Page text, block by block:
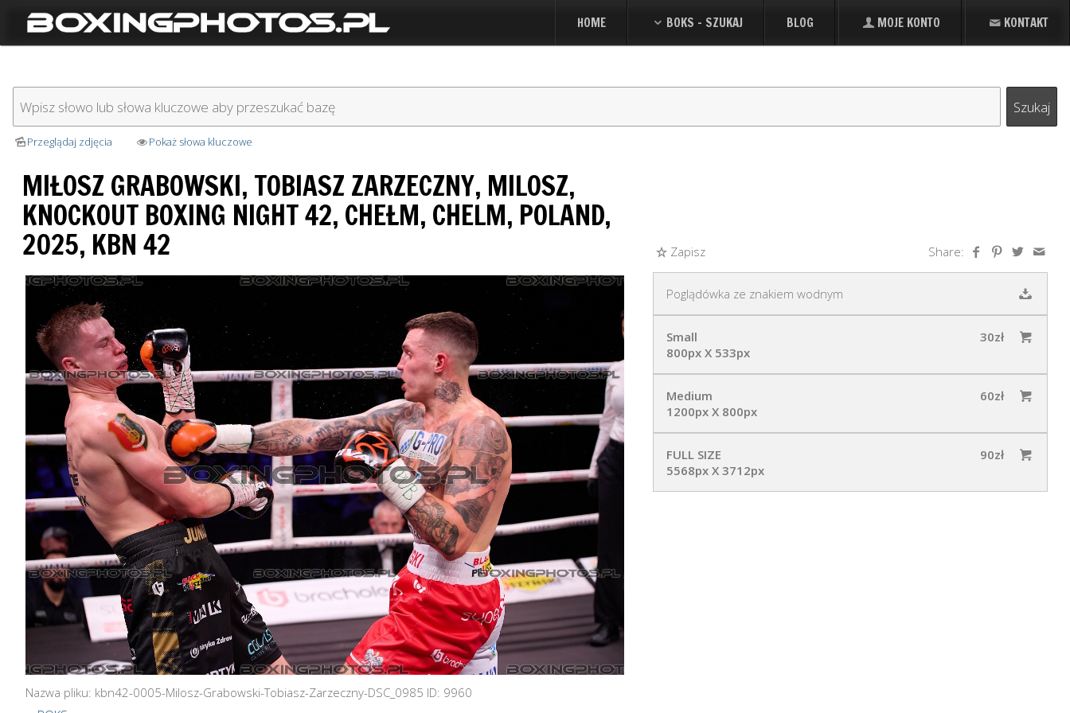
HOME BOKS - SZUKAJ BLOG MOJE KONTO KONTAKT
Przeglądaj zdjęcia Pokaż słowa kluczowe
MIŁOSZ GRABOWSKI, TOBIASZ ZARZECZNY, MILOSZ,
KNOCKOUT BOXING NIGHT 42, CHEŁM, CHELM, POLAND,
2025, KBN 42 Zapisz Share:
Nazwa pliku: kbn42-0005-Milosz-Grabowski-Tobiasz-Zarzeczny-DSC_0985 ID: 9960
Poglądówka ze znakiem wodnym
Small
800px X 533px
30zł
Medium
1200px X 800px
60zł
FULL SIZE
5568px X 3712px
90zł